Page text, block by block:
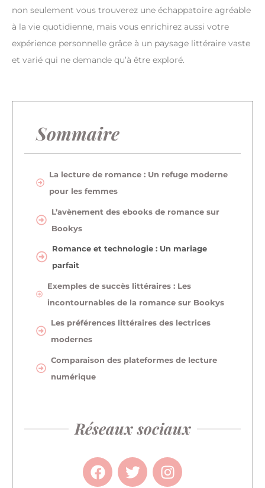
non seulement vous trouverez une échappatoire agréable
à la vie quotidienne, mais vous enrichirez aussi votre
expérience personnelle grâce à un paysage littéraire vaste
et varié qui ne demande qu’à être exploré.
Sommaire
La lecture de romance : Un refuge moderne
pour les femmes
L’avènement des ebooks de romance sur
Bookys
Romance et technologie : Un mariage
parfait
Exemples de succès littéraires : Les
incontournables de la romance sur Bookys
Les préférences littéraires des lectrices
modernes
Comparaison des plateformes de lecture
numérique
Réseaux sociaux